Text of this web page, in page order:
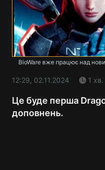
BioWare вже працює над
12:29, 02.11.2024 1 хв.
Це буде перша
доповнень.